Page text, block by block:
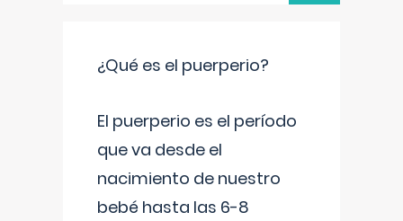
¿Qué es el puerperio?
El puerperio es el período
que va desde el
nacimiento de nuestro
bebé hasta las 6-8